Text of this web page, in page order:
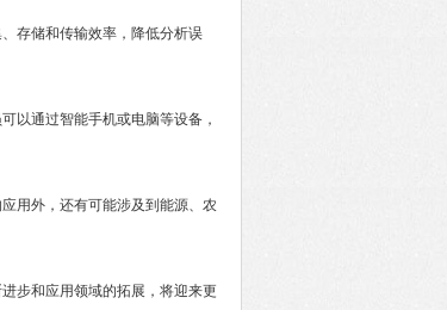
存储和传输效率，降低分析误
以通过智能手机或电脑等设备，
用外，还有可能涉及到能源、农
步和应用领域的拓展，将迎来更